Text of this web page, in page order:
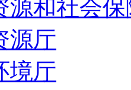
源和社会
源厅
境厅